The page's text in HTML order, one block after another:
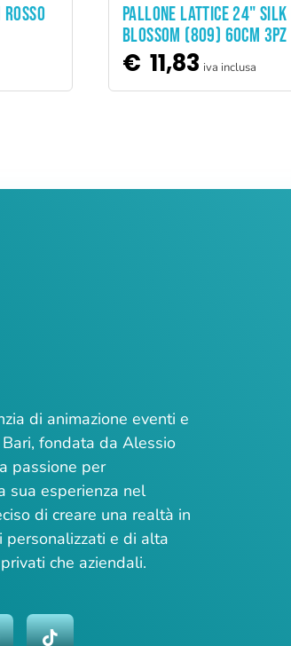
ADD TO CART
PALLONE LATTICE 24" SILK
BLOSSOM (809) 60CM 3PZ
€ 11,83 iva inclusa
di animazione eventi e
fondata da Alessio
passione per
sua esperienza nel
di creare una realtà in
e di alta
che aziendali.